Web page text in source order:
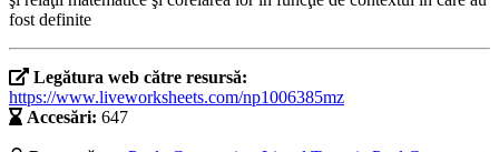
fost definite
Legătura web către resursă:
https://www.liveworksheets.com/np1006385mz
Accesări: 647